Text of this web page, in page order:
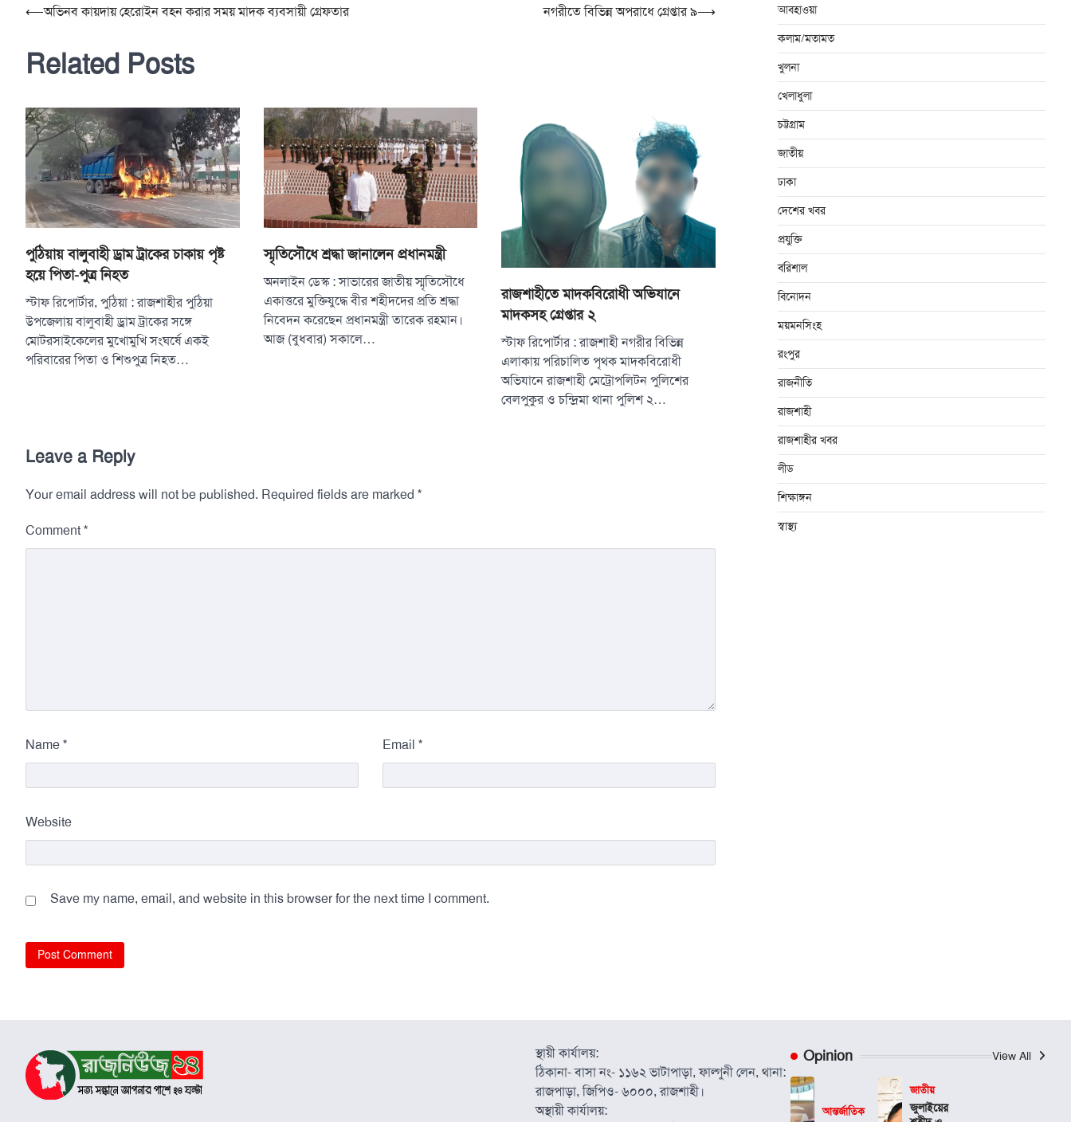
Post
⟵অভিনব কায়দায় হেরোইন বহন করার সময় মাদক ব্যবসায়ী গ্রেফতার নগরীতে বিভিন্ন অপরাধে গ্রেপ্তার ৯⟶
Related Posts
পুঠিয়ায় বালুবাহী ড্রাম ট্রাকের চাকায় পৃষ্ট
হয়ে পিতা-পুত্র নিহত
স্টাফ রিপোর্টার, পুঠিয়া : রাজশাহীর পুঠিয়া
উপজেলায় বালুবাহী ড্রাম ট্রাকের সঙ্গে
মোটরসাইকেলের মুখোমুখি সংঘর্ষে একই
পরিবারের পিতা ও শিশুপুত্র নিহত…
স্মৃতিসৌধে শ্রদ্ধা জানালেন প্রধানমন্ত্রী
অনলাইন ডেস্ক : সাভারের জাতীয় স্মৃতিসৌধে
একাত্তরে মুক্তিযুদ্ধে বীর শহীদদের প্রতি শ্রদ্ধা
নিবেদন করেছেন প্রধানমন্ত্রী তারেক রহমান।
আজ (বুধবার) সকালে…
রাজশাহীতে মাদকবিরোধী অভিযানে
মাদকসহ গ্রেপ্তার ২
স্টাফ রিপোর্টার : রাজশাহী নগরীর বিভিন্ন
এলাকায় পরিচালিত পৃথক মাদকবিরোধী
অভিযানে রাজশাহী মেট্রোপলিটন পুলিশের
বেলপুকুর ও চন্দ্রিমা থানা পুলিশ ২…
Leave a Reply
Your email address will not be published. Required fields are marked *
Comment *
Name * Email *
Website
Save my name, email, and website in this browser for the next time I comment.
আবহাওয়া
কলাম/মতামত
খুলনা
খেলাধুলা
চট্টগ্রাম
জাতীয়
ঢাকা
দেশের খবর
প্রযুক্তি
বরিশাল
বিনোদন
ময়মনসিংহ
রংপুর
রাজনীতি
রাজশাহী
রাজশাহীর খবর
লীড
শিক্ষাঙ্গন
স্বাস্থ্য
স্থায়ী কার্যালয়:
ঠিকানা- বাসা নং- ১১৬২ ভাটাপাড়া, ফাল্গুনী লেন, থানা:
রাজপাড়া, জিপিও- ৬০০০, রাজশাহী।
অস্থায়ী কার্যালয়:
Opinion View All
আন্তর্জাতিক
জাতীয়
জুলাইয়ের